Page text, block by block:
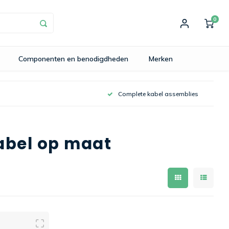
0
Componenten en benodigdheden Merken
Complete kabel assemblies
op maat